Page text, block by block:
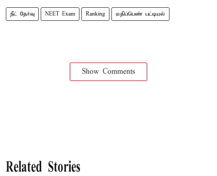
நீட் தேர்வு NEET Exam Ranking மதிப்பெண் பட்டியல்
Show Comments
Related Stories